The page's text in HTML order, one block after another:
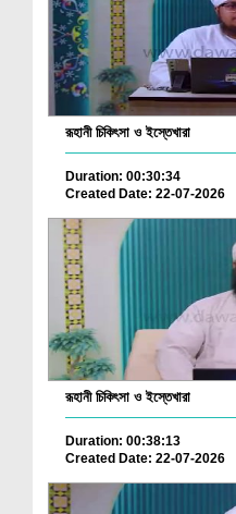
রূহানী চিকিৎসা ও ইস্তেখারা
Duration: 00:30:34
Created Date: 22-07-2026
রূহানী চিকিৎসা ও ইস্তেখারা
Duration: 00:38:13
Created Date: 22-07-2026